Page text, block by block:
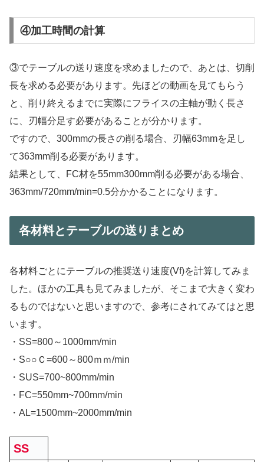
④加工時間の計算
③でテーブルの送り速度を求めましたので、あとは、切削
長を求める必要があります。先ほどの動画を見てもらう
と、削り終えるまでに実際にフライスの主軸が動く長さ
に、刃幅分足す必要があることが分かります。
ですので、300mmの長さの削る場合、刃幅63mmを足し
て363mm削る必要があります。
結果として、FC材を55mm300mm削る必要がある場合、
363mm/720mm/min=0.5分かかることになります。
各材料とテーブルの送りまとめ
各材料ごとにテーブルの推奨送り速度(Vf)を計算してみま
した。ほかの工具も見てみましたが、そこまで大きく変わ
るものではないと思いますので、参考にされてみてはと思
います。
・SS=800～1000mm/min
・S○○Ｃ=600～800ｍｍ/min
・SUS=700~800mm/min
・FC=550mm~700mm/min
・AL=1500mm~2000mm/min
SS